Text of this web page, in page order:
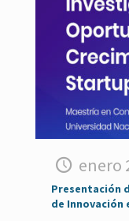
enero
Presentación
de Innovación